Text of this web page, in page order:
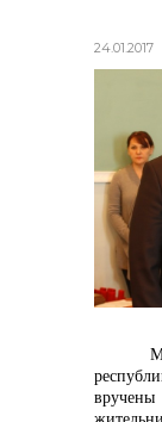
24.01.2017